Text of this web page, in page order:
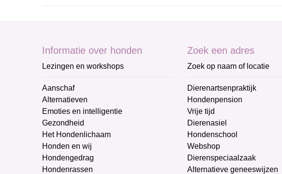
Informatie over honden
Lezingen en workshops
Aanschaf
Alternatieven
Emoties en intelligentie
Gezondheid
Het Hondenlichaam
Honden en wij
Hondengedrag
Hondenrassen
Zoek een adres
Zoek op naam of locatie
Dierenartsenpraktijk
Hondenpension
Vrije tijd
Dierenasiel
Hondenschool
Webshop
Dierenspeciaalzaak
Alternatieve geneeswijzen